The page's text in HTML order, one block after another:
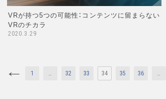
VRが持つ5つの可能性：コンテンツに留まらない
VRのチカラ
2020.3.29
1 32 33 34 35 36